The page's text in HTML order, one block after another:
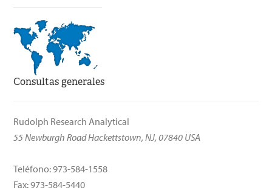
Consultas generales
Rudolph Research Analytical
55 Newburgh Road Hackettstown, NJ, 07840 USA
Teléfono: 973-584-1558
Fax: 973-584-5440